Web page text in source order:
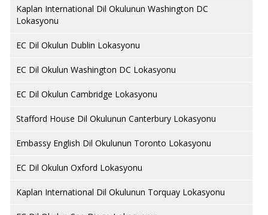
Kaplan International Dil Okulunun Washington DC
Lokasyonu
EC Dil Okulun Dublin Lokasyonu
EC Dil Okulun Washington DC Lokasyonu
EC Dil Okulun Cambridge Lokasyonu
Stafford House Dil Okulunun Canterbury Lokasyonu
Embassy English Dil Okulunun Toronto Lokasyonu
EC Dil Okulun Oxford Lokasyonu
Kaplan International Dil Okulunun Torquay Lokasyonu